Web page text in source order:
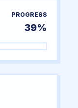
PROGRESS
39%